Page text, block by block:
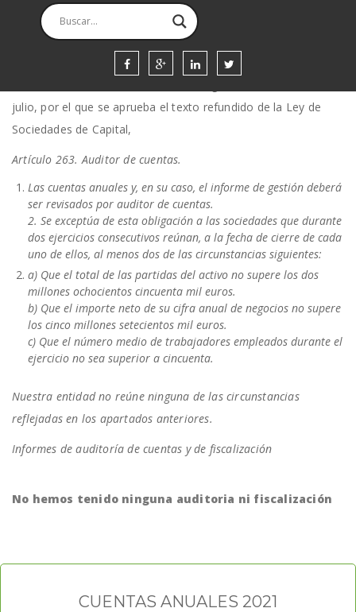
las administraciones públicas.
La entidad no realiza auditoría de cuentas y de fiscalización
por los órganos de control externo ya que según se especifica
julio, por el que se aprueba el texto refundido de la Ley de
Sociedades de Capital,
Artículo 263. Auditor de cuentas.
Las cuentas anuales y, en su caso, el informe de gestión deberá
ser revisados por auditor de cuentas.
2. Se exceptúa de esta obligación a las sociedades que durante
dos ejercicios consecutivos reúnan, a la fecha de cierre de cada
uno de ellos, al menos dos de las circunstancias siguientes:
a) Que el total de las partidas del activo no supere los dos
millones ochocientos cincuenta mil euros.
b) Que el importe neto de su cifra anual de negocios no supere
los cinco millones setecientos mil euros.
c) Que el número medio de trabajadores empleados durante el
ejercicio no sea superior a cincuenta.
Nuestra entidad no reúne ninguna de las circunstancias
reflejadas en los apartados anteriores.
Informes de auditoría de cuentas y de fiscalización
No hemos tenido ninguna auditoria ni fiscalización
CUENTAS ANUALES 2021